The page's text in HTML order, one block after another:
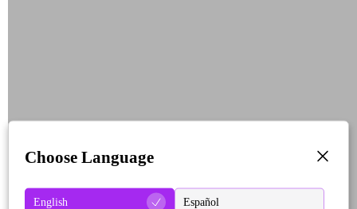
Choose Language
English Español